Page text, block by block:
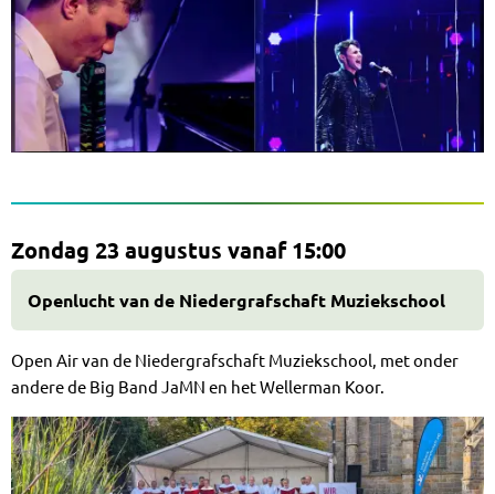
Zondag 23 augustus vanaf 15:00
Openlucht van de Niedergrafschaft Muziekschool
Open Air van de Niedergrafschaft Muziekschool, met onder
andere de Big Band JaMN en het Wellerman Koor.